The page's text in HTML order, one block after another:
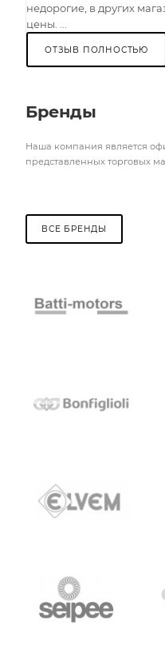
недорогие, в других
цены. ...
ОТЗЫВ ПОЛНОСТЬЮ
Бренды
Наша компания является
представленных торговых
ВСЕ БРЕНДЫ